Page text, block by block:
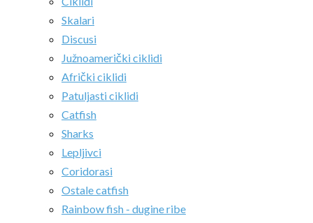
Skalari
Discusi
Južnoamerički ciklidi
Afrički ciklidi
Patuljasti ciklidi
Catfish
Sharks
Lepljivci
Coridorasi
Ostale catfish
Rainbow fish - dugine ribe